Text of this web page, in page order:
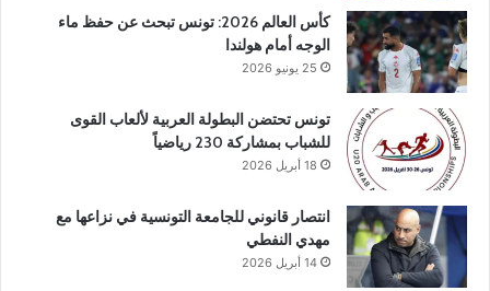
كأس العالم 2026: تونس تبحث عن حفظ ماء
الوجه أمام هولندا
25 يونيو 2026
تونس تحتضن البطولة العربية لألعاب القوى
للشباب بمشاركة 230 رياضياً
18 أبريل 2026
انتصار قانوني للجامعة التونسية في نزاعها مع
مهدي النفطي
14 أبريل 2026